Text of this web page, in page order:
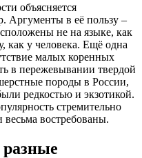
объясняется
Аргументы в её пользу –
не на языке, как
как у человека. Ещё одна
малых коренных
в пережевывании твердой
породы в России,
редкостью и экзотикой.
стремительно
весьма востребованы.